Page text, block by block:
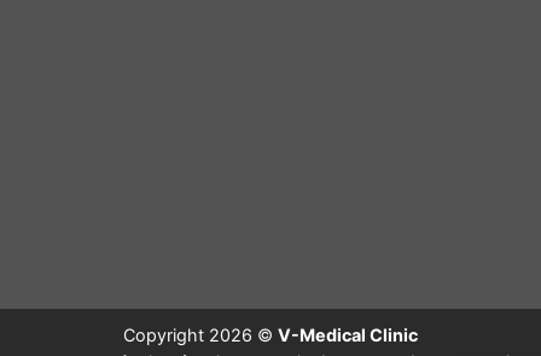
Copyright 2026 © V-Medical Clinic